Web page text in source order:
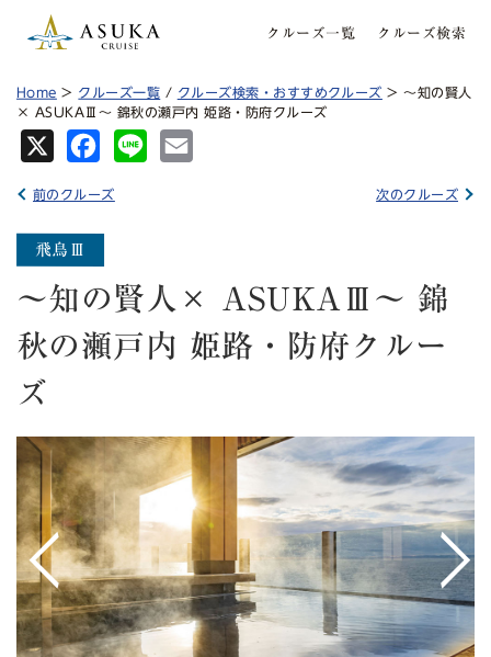
クルーズ一覧 クルーズ検索
Home > クルーズ一覧 / クルーズ検索・おすすめクルーズ > 〜知の賢人
× ASUKAⅢ〜 錦秋の瀬戸内 姫路・防府クルーズ
Fa
Lin
前のクルーズ 次のクルーズ
〜知の賢人× ASUKAⅢ〜 錦
秋の瀬戸内 姫路・防府クルー
ズ
< >